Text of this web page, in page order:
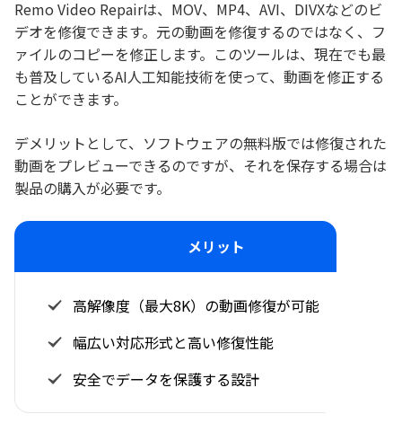
Remo Video Repairは、MOV、MP4、AVI、DIVXなどのビ
デオを修復できます。元の動画を修復するのではなく、フ
ァイルのコピーを修正します。このツールは、現在でも最
も普及しているAI人工知能技術を使って、動画を修正する
ことができます。
デメリットとして、ソフトウェアの無料版では修復された
動画をプレビューできるのですが、それを保存する場合は
製品の購入が必要です。
メリット
高解像度（最大8K）の動画修復が可能
幅広い対応形式と高い修復性能
安全でデータを保護する設計